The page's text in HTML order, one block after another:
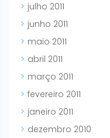
julho 2011
junho 2011
maio 2011
abril 2011
março 2011
fevereiro 2011
janeiro 2011
dezembro 2010